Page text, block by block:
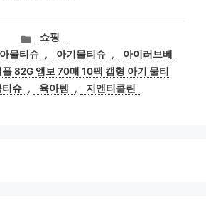
카
테
고
리
쇼핑
물티슈 , 아기물티슈 ,
아이러브베
82G 엠보 70매 10팩 캡형 아기 물티
티슈 , 육아템 , 지앤티클린